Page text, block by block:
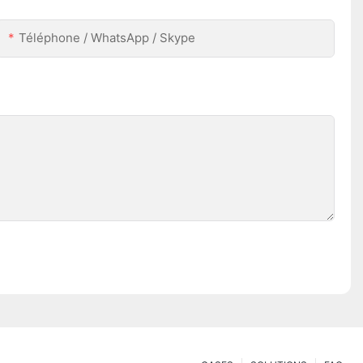
Téléphone / WhatsApp / Skype